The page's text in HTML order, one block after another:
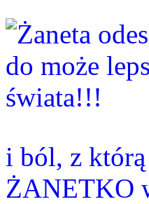
i ból, z
ŻANETKO